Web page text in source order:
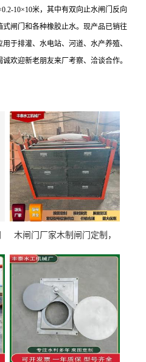
0.2-10×10米，其中有双向止水闸门反向
闸门和各种橡胶止水。现产品已销往
于排灌、水电站、河道、水产养殖、
欢迎新老朋友来厂考察、洽谈合作。
木闸门厂家木制闸门定制，
型号齐全